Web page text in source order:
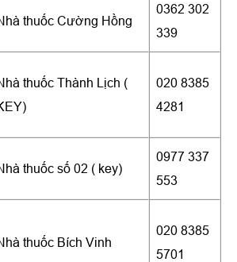
thuốc Cường Hồng
0362 302
339
thuốc Thành Lịch (
020 8385
4281
thuốc số 02 ( key)
0977 337
553
thuốc Bích Vinh
020 8385
5701